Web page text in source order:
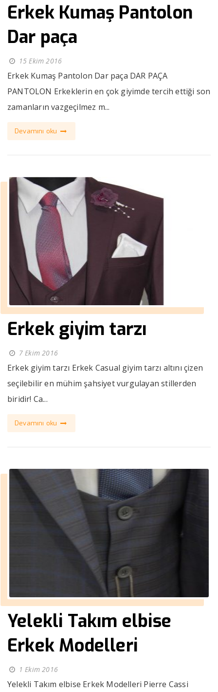
Erkek Kumaş Pantolon
Dar paça
15 Ekim 2016
Erkek Kumaş Pantolon Dar paça DAR PAÇA
PANTOLON Erkeklerin en çok giyimde tercih ettiği son
zamanların vazgeçilmez m...
Devamını oku
Erkek giyim tarzı
7 Ekim 2016
Erkek giyim tarzı Erkek Casual giyim tarzı altını çizen
seçilebilir en mühim şahsiyet vurgulayan stillerden
biridir! Ca...
Devamını oku
Yelekli Takım elbise
Erkek Modelleri
1 Ekim 2016
Yelekli Takım elbise Erkek Modelleri Pierre Cassi